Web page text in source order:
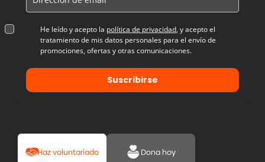
He leído y acepto la política de privacidad, y acepto el
tratamiento de mis datos personales para el envío de
promociones, ofertas y otras comunicaciones.
Suscribirse
Haz voluntariado Dona hoy